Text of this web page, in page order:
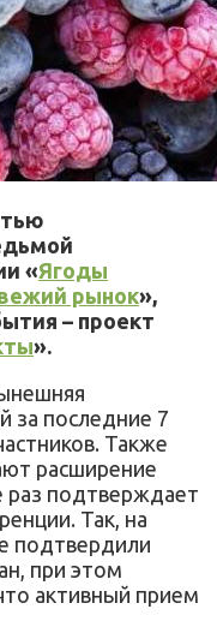
«Ягоды
рынок»,
– проект
».
за последние 7
Также
расширение
раз подтверждает
Так, на
подтвердили
при этом
активный прием